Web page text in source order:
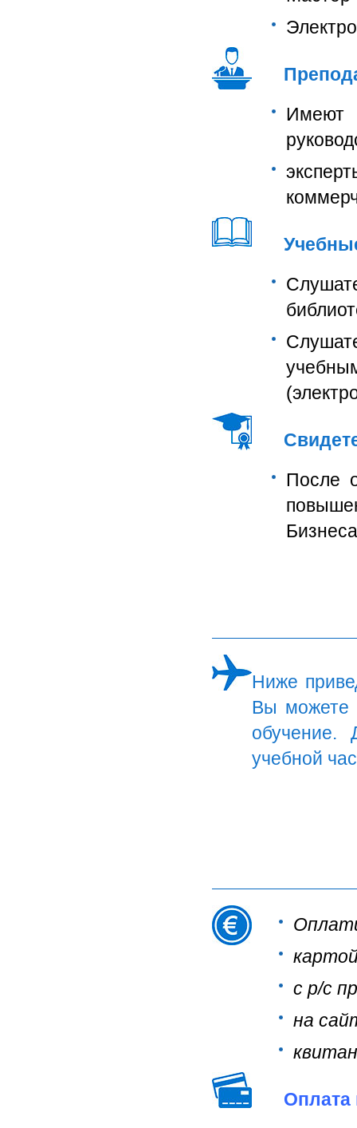
Имеют
После
Ниже
Вы можете
обучение.
учебной
с р/с
на
Оплата